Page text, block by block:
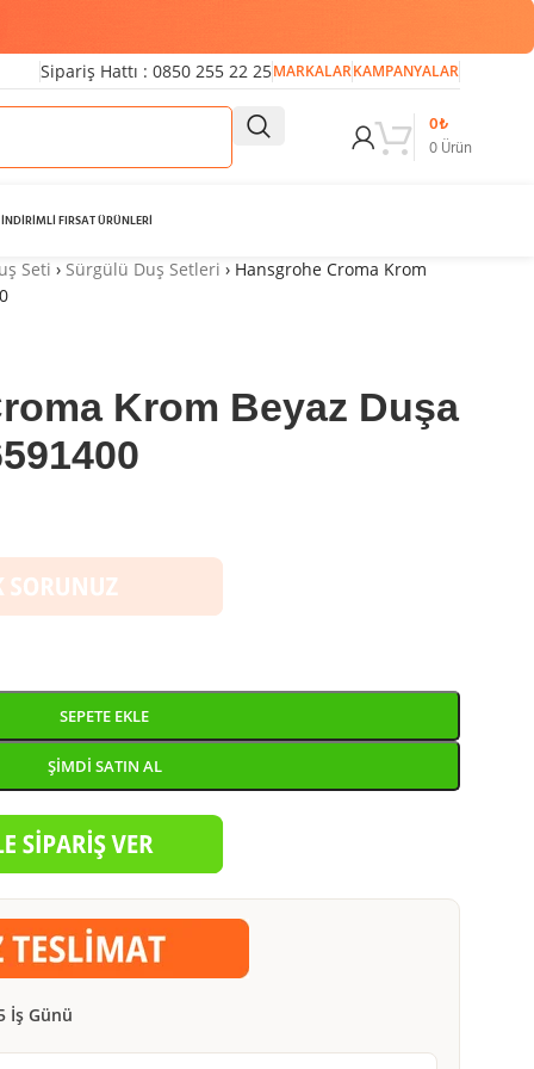
Sipariş Hattı : 0850 255 22 25MARKALARKAMPANYALAR
0Ürün
0₺
İNDİRİMLİ FIRSAT ÜRÜNLERİ
Seti › Sürgülü Duş Setleri › Hansgrohe Croma Krom
Krom Beyaz Duşa
SEPETE EKLE
ŞIMDI SATIN AL
İş Günü